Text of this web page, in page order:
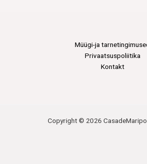
Müügi-ja
Privaatsuspoliitika
Kontakt
Copyright © 2026